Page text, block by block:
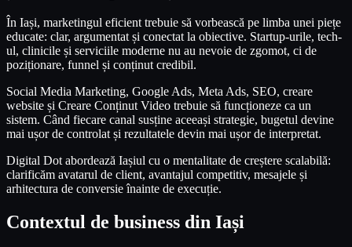
În Iași, marketingul eficient trebuie să vorbească pe limba unei piețe
educate: clar, argumentat și conectat la obiective. Startup-urile, tech-
ul, clinicile și serviciile moderne nu au nevoie de zgomot, ci de
poziționare, funnel și conținut credibil.
Social Media Marketing, Google Ads, Meta Ads, SEO, creare
website și Creare Conținut Video trebuie să funcționeze ca un
sistem. Când fiecare canal susține aceeași strategie, bugetul devine
mai ușor de controlat și rezultatele devin mai ușor de interpretat.
Digital Dot abordează Iașiul cu o mentalitate de creștere scalabilă:
clarificăm avatarul de client, avantajul competitiv, mesajele și
arhitectura de conversie înainte de execuție.
Contextul de business din Iași